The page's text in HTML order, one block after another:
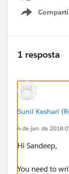
Show
1 resposta
Sunil Keshari
4 de jan. de 2018
Hi Sandeep,
You need to